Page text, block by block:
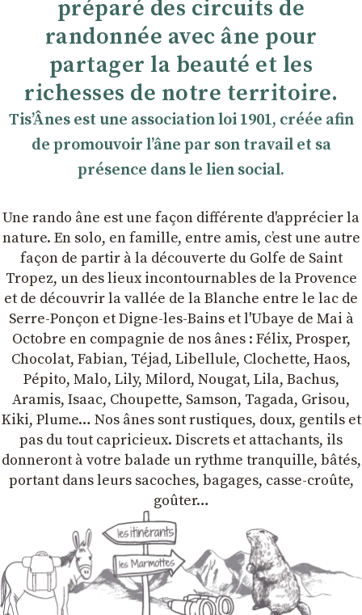
préparé des circuits de
randonnée avec âne pour
partager la beauté et les
richesses de notre territoire.
TisʼÂnes est une association loi 1901, créée afin
de promouvoir lʼâne par son travail et sa
présence dans le lien social.
Une rando âne est une façon différente d'apprécier la
nature. En solo, en famille, entre amis, cʼest une autre
façon de partir à la découverte du Golfe de Saint
Tropez, un des lieux incontournables de la Provence
et de découvrir la vallée de la Blanche entre le lac de
Serre-Ponçon et Digne-les-Bains et l'Ubaye de Mai à
Octobre en compagnie de nos ânes : Félix, Prosper,
Chocolat, Fabian, Téjad, Libellule, Clochette, Haos,
Pépito, Malo, Lily, Milord, Nougat, Lila, Bachus,
Aramis, Isaac, Choupette, Samson, Tagada, Grisou,
Kiki, Plume… Nos ânes sont rustiques, doux, gentils et
pas du tout capricieux. Discrets et attachants, ils
donneront à votre balade un rythme tranquille, bâtés,
portant dans leurs sacoches, bagages, casse-croûte,
goûter…